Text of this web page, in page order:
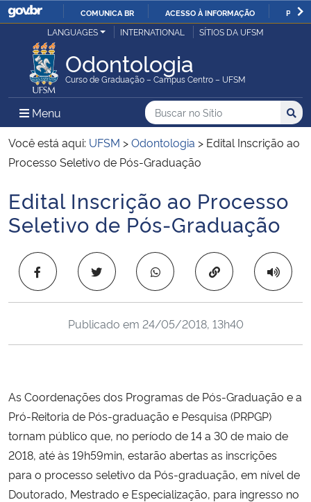
IR
O
COMUNICA BR ACESSO À INFORMAÇÃO
Ministério da Justiça e Segurança Pública
Ministério da Defesa
Ministério das Relações Exteriores
Ministério da Infraestrutura
Ministério da Educação
Ministério da Cidadania
Ministério de Minas e Energia
Ministério da Ciência, Tecnologia, Inovações e Comunicações
Ministério do Meio Ambiente
LANGUAGES INTERNATIONAL SÍTIOS DA UFSM
Odontologia
Curso de Graduação – Campus Centro – UFSM
Menu Menu Principal do Sítio
Busca
Buscar no no Sítio
Busca:
Você está aqui: UFSM >Odontologia > Edital Inscrição ao
Processo Seletivo de Pós-Graduação
Início do conteúdo
Edital Inscrição ao Processo
Seletivo de Pós-Graduação
Copiar para área
Publicado em 24/05/2018, 13h40
As Coordenações dos Programas de Pós-Graduação e a
Pró-Reitoria de Pós-graduação e Pesquisa (PRPGP)
tornam público que, no período de14 a 30 de maio de
2018, até às 19h59min, estarão abertas as inscrições
para o processo seletivo da Pós-graduação, em nível de
Doutorado, Mestrado e Especialização, para ingresso no